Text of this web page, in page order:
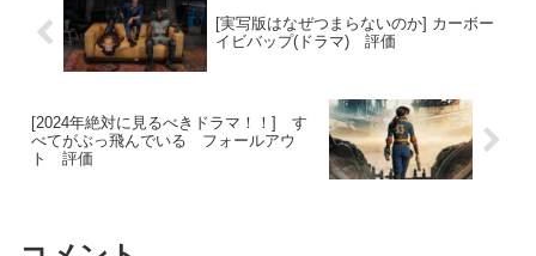
[実写版はなぜつまらないのか] カーボー
イビバップ(ドラマ) 評価
[2024年絶対に見るべきドラマ！！] す
べてがぶっ飛んでいる フォールアウ
ト 評価